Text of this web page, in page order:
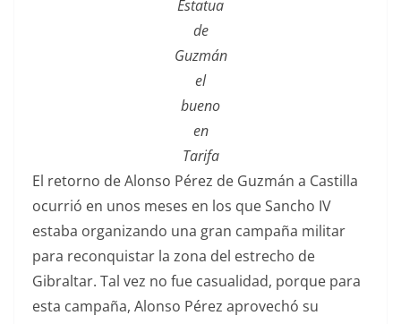
Estatua
de
Guzmán
el
bueno
en
Tarifa
El retorno de Alonso Pérez de Guzmán a Castilla
ocurrió en unos meses en los que Sancho IV
estaba organizando una gran campaña militar
para reconquistar la zona del estrecho de
Gibraltar. Tal vez no fue casualidad, porque para
esta campaña, Alonso Pérez aprovechó su